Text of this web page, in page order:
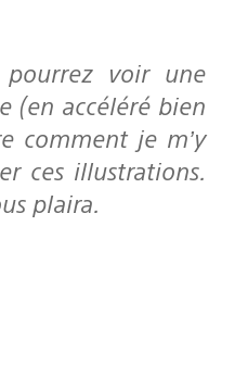
(en accéléré bien
comment je m’y
ces illustrations.
plaira.